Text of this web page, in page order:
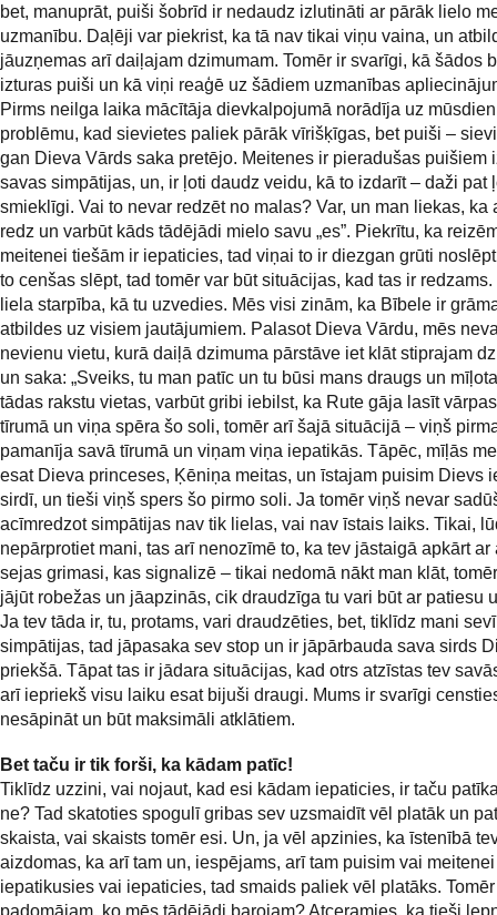
bet, manuprāt, puiši šobrīd ir nedaudz izlutināti ar pārāk lielo
uzmanību. Daļēji var piekrist, ka tā nav tikai viņu vaina, un
jāuzņemas arī daiļajam dzimumam. Tomēr ir svarīgi, kā šādos
izturas puiši un kā viņi reaģē uz šādiem uzmanības
Pirms neilga laika mācītāja dievkalpojumā norādīja uz
problēmu, kad sievietes paliek pārāk vīrišķīgas, bet puiši –
gan Dieva Vārds saka pretējo. Meitenes ir pieradušas puišiem
savas simpātijas, un, ir ļoti daudz veidu, kā to izdarīt – daži pat
smieklīgi. Vai to nevar redzēt no malas? Var, un man liekas, ka
redz un varbūt kāds tādējādi mielo savu „es”. Piekrītu, ka
meitenei tiešām ir iepaticies, tad viņai to ir diezgan grūti
to cenšas slēpt, tad tomēr var būt situācijas, kad tas ir redzams.
liela starpība, kā tu uzvedies. Mēs visi zinām, ka Bībele ir
atbildes uz visiem jautājumiem. Palasot Dieva Vārdu, mēs
nevienu vietu, kurā daiļā dzimuma pārstāve iet klāt stiprajam
un saka: „Sveiks, tu man patīc un tu būsi mans draugs un
tādas rakstu vietas, varbūt gribi iebilst, ka Rute gāja lasīt
tīrumā un viņa spēra šo soli, tomēr arī šajā situācijā – viņš
pamanīja savā tīrumā un viņam viņa iepatikās. Tāpēc, mīļās
esat Dieva princeses, Ķēniņa meitas, un īstajam puisim Dievs
sirdī, un tieši viņš spers šo pirmo soli. Ja tomēr viņš nevar
acīmredzot simpātijas nav tik lielas, vai nav īstais laiks. Tikai,
nepārprotiet mani, tas arī nenozīmē to, ka tev jāstaigā apkārt ar
sejas grimasi, kas signalizē – tikai nedomā nākt man klāt,
jājūt robežas un jāapzinās, cik draudzīga tu vari būt ar patiesu
Ja tev tāda ir, tu, protams, vari draudzēties, bet, tiklīdz mani sevī
simpātijas, tad jāpasaka sev stop un ir jāpārbauda sava sirds
priekšā. Tāpat tas ir jādara situācijas, kad otrs atzīstas tev
arī iepriekš visu laiku esat bijuši draugi. Mums ir svarīgi
nesāpināt un būt maksimāli atklātiem.
Bet taču ir tik forši, ka kādam patīc!
Tiklīdz uzzini, vai nojaut, kad esi kādam iepaticies, ir taču
ne? Tad skatoties spogulī gribas sev uzsmaidīt vēl platāk un
skaista, vai skaists tomēr esi. Un, ja vēl apzinies, ka īstenībā
aizdomas, ka arī tam un, iespējams, arī tam puisim vai
iepatikusies vai iepaticies, tad smaids paliek vēl platāks.
padomājam, ko mēs tādējādi barojam? Atceramies, ka tieši